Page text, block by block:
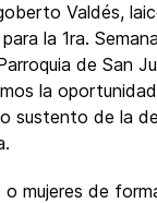
Valdés,
la 1ra.
de San
la
sustento de la
mujeres de